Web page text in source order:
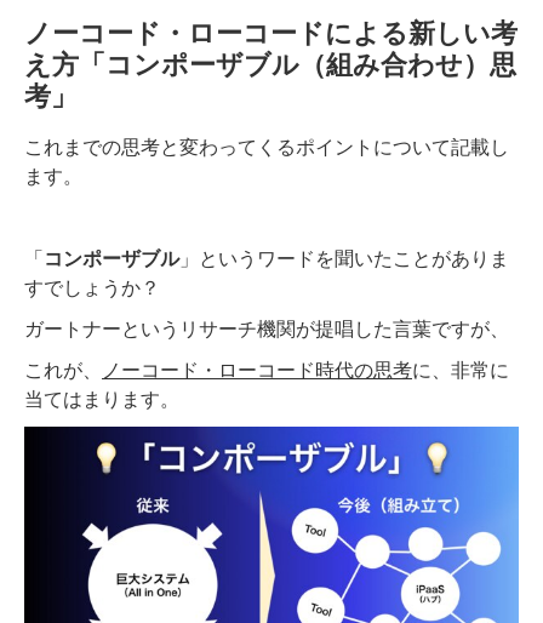
す。
ノーコード・ローコードによる新しい考
え方「コンポーザブル（組み合わせ）思
考」
これまでの思考と変わってくるポイントについて記載し
ます。
「 コンポーザブル」というワードを聞いたことがありま
すでしょうか？
ガートナーというリサーチ機関が提唱した言葉ですが、
これが、
ノーコード・ローコード時代の思考に、非常に
当てはまります。